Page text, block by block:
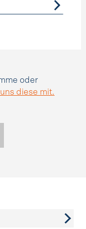
oder
uns diese mit.